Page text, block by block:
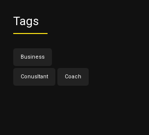
Tags
Business
Conusltant Coach